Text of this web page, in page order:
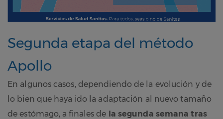
Segunda etapa del método
Apollo
En algunos casos, dependiendo de la evolución y de
lo bien que haya ido la adaptación al nuevo tamaño
de estómago, a finales de la segunda semana tras